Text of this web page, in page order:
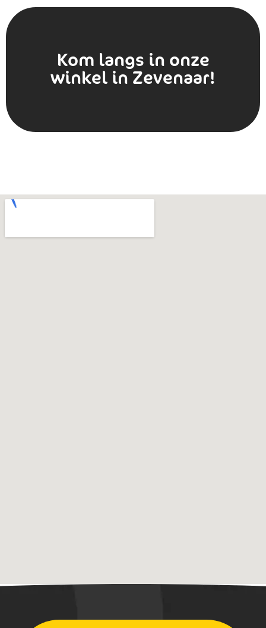
Kom langs in onze
winkel in Zevenaar!